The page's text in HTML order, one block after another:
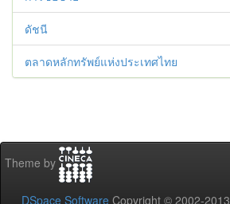
ดัชนี
ตลาดหลักทรัพย์แห่งประเทศไทย
Theme by
DSpace Software Copyright © 2002-2013